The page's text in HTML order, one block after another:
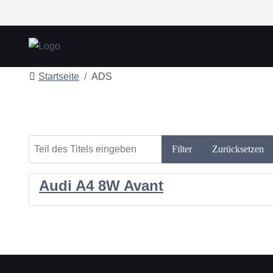
Startseite ADS
Teil des Titels eingeben
Filter Zurücksetzen
Audi A4 8W Avant